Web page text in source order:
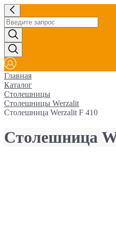
Главная
Каталог
Столешницы
Столешницы Werzalit
Столешница Werzalit F 410
Столешница